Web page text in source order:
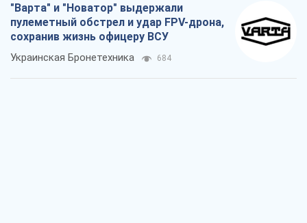
"Варта" и "Новатор" выдержали
пулеметный обстрел и удар FPV-дрона,
сохранив жизнь офицеру ВСУ
Украинская Бронетехника 684